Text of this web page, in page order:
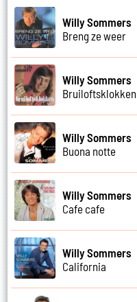
Willy Sommers
Breng ze weer
Willy Sommers
Bruiloftsklokken
Willy Sommers
Buona notte
Willy Sommers
Cafe cafe
Willy Sommers
California